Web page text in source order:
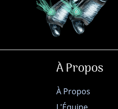
À Propos
À Propos